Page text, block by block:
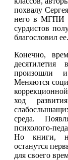
похвалу
него в МГПИ
сурдистов
благословил ее.
Конечно,
произошли и
Меняются
ход
среда.
психолого-
Но книги,
останутся
для своего